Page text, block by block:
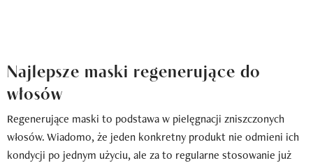
Najlepsze maski regenerujące do
włosów
Regenerujące maski to podstawa w pielęgnacji zniszczonych
włosów. Wiadomo, że jeden konkretny produkt nie odmieni ich
kondycji po jednym użyciu, ale za to regularne stosowanie już